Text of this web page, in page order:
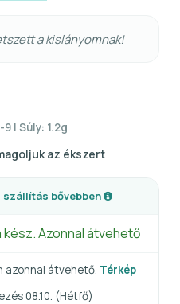
a kislányomnak!
| Súly: 1.2g
az ékszert
szállítás bővebben
kész. Azonnal átvehető
azonnal átvehető. Térkép
08.10. (Hétfő)